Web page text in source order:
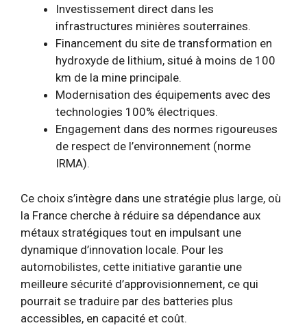
Investissement direct dans les
infrastructures minières souterraines.
Financement du site de transformation en
hydroxyde de lithium, situé à moins de 100
km de la mine principale.
Modernisation des équipements avec des
technologies 100% électriques.
Engagement dans des normes rigoureuses
de respect de l’environnement (norme
IRMA).
Ce choix s’intègre dans une stratégie plus large, où
la France cherche à réduire sa dépendance aux
métaux stratégiques tout en impulsant une
dynamique d’innovation locale. Pour les
automobilistes, cette initiative garantie une
meilleure sécurité d’approvisionnement, ce qui
pourrait se traduire par des batteries plus
accessibles, en capacité et coût.